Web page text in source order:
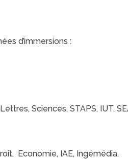
d’immersions :
Sciences, STAPS, IUT,
Economie, IAE, Ingémédia.